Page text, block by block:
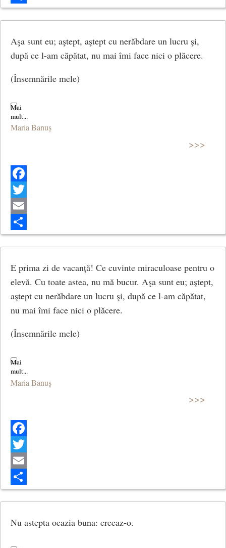
Share
Aşa sunt eu; aştept, aştept cu nerăbdare un lucru şi,
după ce l-am căpătat, nu mai îmi face nici o plăcere.
(Însemnările mele)
Maria Banuș
>>>
Facebook
Twitter
Email
Share
E prima zi de vacanță! Ce cuvinte miraculoase pentru o
elevă. Cu toate astea, nu mă bucur. Aşa sunt eu; aştept,
aştept cu nerăbdare un lucru şi, după ce l-am căpătat,
nu mai îmi face nici o plăcere.
(Însemnările mele)
Maria Banuș
>>>
Facebook
Twitter
Email
Share
Nu astepta ocazia buna: creeaz-o.